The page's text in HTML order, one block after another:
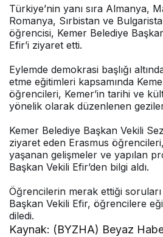
Türkiye’nin yanı sıra Almanya,
Romanya, Sırbistan ve
öğrencisi, Kemer Belediye
Efir’i ziyaret etti.
Eylemde demokrasi başlığı
etme eğitimleri kapsamında
öğrencileri, Kemer’in tarihi ve
yönelik olarak düzenlenen
Kemer Belediye Başkan Vekili
ziyaret eden Erasmus
yaşanan gelişmeler ve yapılan
Başkan Vekili Efir’den bilgi aldı.
Öğrencilerin merak ettiği
Başkan Vekili Efir, öğrencilere
diledi.
Kaynak: (BYZHA) Beyaz